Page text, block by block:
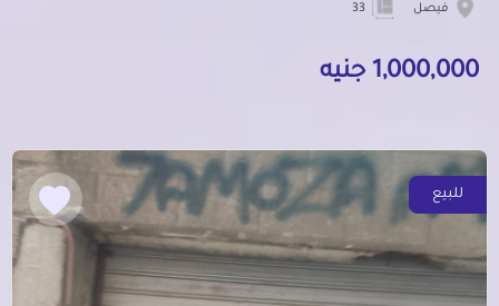
فيصل 33
1,000,000 جنيه
للبيع